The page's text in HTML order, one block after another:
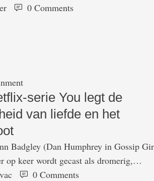
zijn. Duggan is namelijk de kapitein van
0 Comments
serie You legt de
van liefde en het
Badgley (Dan Humphrey in Gossip
op keer wordt gecast als dromerig,
In de nieuwe Netflix-serie You - van
0 Comments